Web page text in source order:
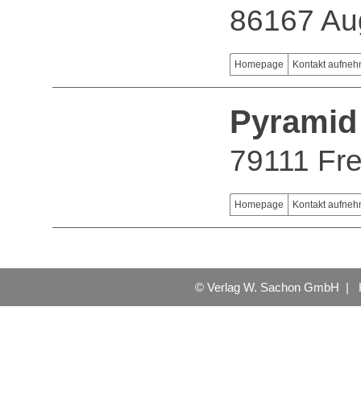
86167
Homepage Kontakt
79111
Homepage Kontakt
© Verlag W. Sachon GmbH |